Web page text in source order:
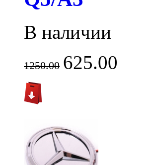
В наличии
1250.00 625.00